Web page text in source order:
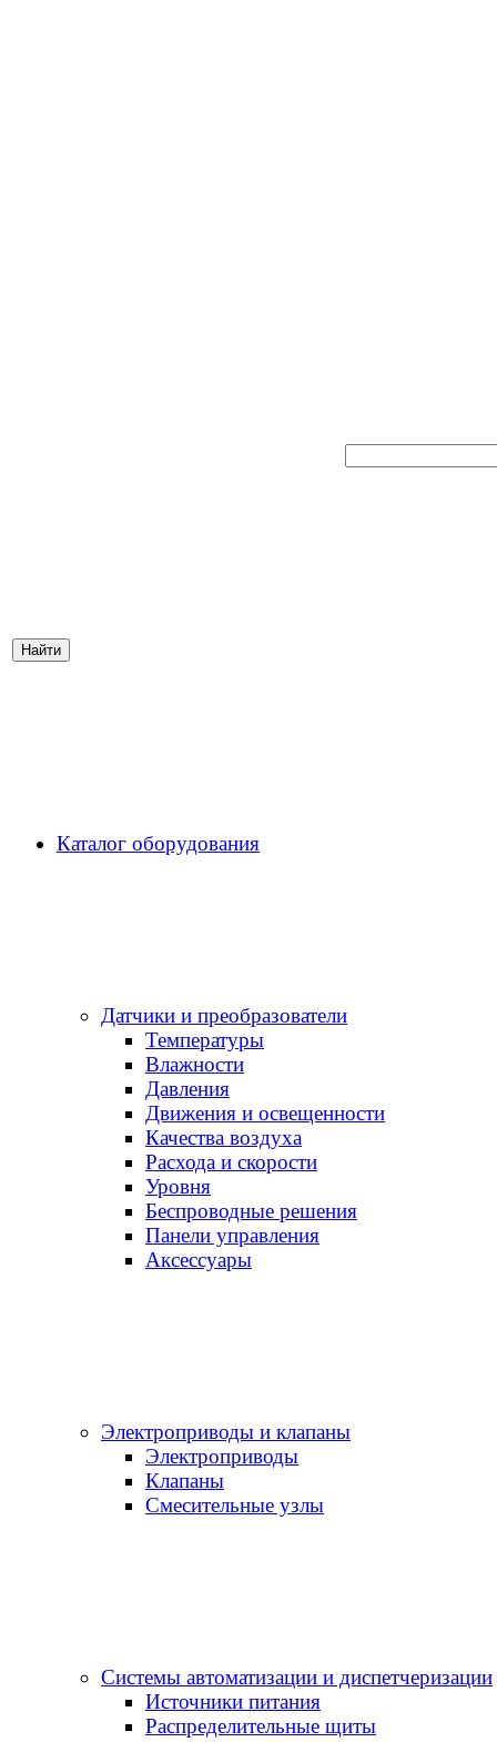
Каталог оборудования
Датчики и преобразователи
Температуры
Влажности
Давления
Движения и освещенности
Качества воздуха
Расхода и скорости
Уровня
Беспроводные решения
Панели управления
Аксессуары
Электроприводы и клапаны
Электроприводы
Клапаны
Cмесительные узлы
Системы автоматизации и диспетчеризации
Источники питания
Распределительные щиты